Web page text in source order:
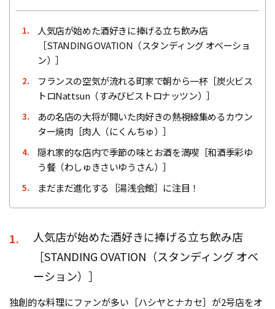
1.
人気店が始めた酒好きに捧げる立ち飲み店
［STANDING OVATION（スタンディング オベーショ
ン）］
2.
フランスの空気が流れる町家で朝から一杯［炭火ビス
トロNattsun（すみびビストロナッツン）］
3.
あの名店の大将が開いた肉好きの熱視線集めるカウン
ター焼肉［肉人（にくんちゅ）］
4.
隠れ家的な店内で季節の味とお酒を満喫［和酒季彩ゆ
う餐（わしゅきさいゆうさん）］
5. まだまだ進化する［湯浅会館］に注目！
1.
人気店が始めた酒好きに捧げる立ち飲み店
［STANDING OVATION（スタンディング オベ
ーション）］
独創的な料理にファンが多い［ハシヤとナカセ］が2号店をオ